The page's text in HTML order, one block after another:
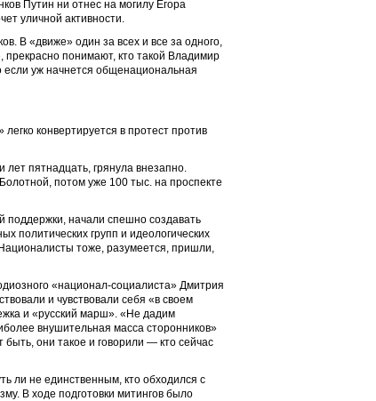
Путин ни отнес на могилу Егора
уличной активности.
В «движе» один за всех и все за одного,
понимают, кто такой Владимир
уж начнется общенациональная
конвертируется в протест против
пятнадцать, грянула внезапно.
потом уже 100 тыс. на проспекте
начали спешно создавать
политических групп и идеологических
тоже, разумеется, пришли,
«национал-социалиста» Дмитрия
и чувствовали себя «в своем
и «русский марш». «Не дадим
внушительная масса сторонников»
они такое и говорили — кто сейчас
ли не единственным, кто обходился с
В ходе подготовки митингов было